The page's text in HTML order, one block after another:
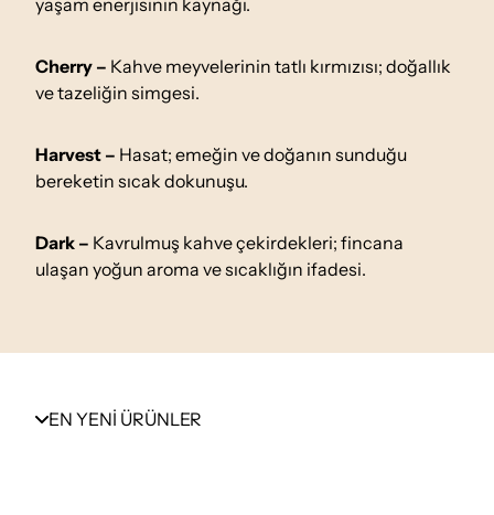
yaşam enerjisinin kaynağı.
Cherry – Kahve meyvelerinin tatlı kırmızısı; doğallık
ve tazeliğin simgesi.
Harvest – Hasat; emeğin ve doğanın sunduğu
bereketin sıcak dokunuşu.
Dark – Kavrulmuş kahve çekirdekleri; fincana
ulaşan yoğun aroma ve sıcaklığın ifadesi.
EN YENİ ÜRÜNLER